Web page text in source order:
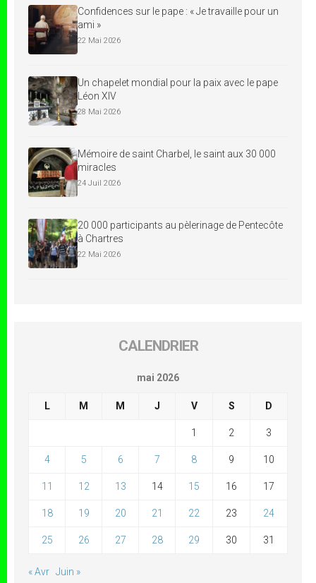
Confidences sur le pape : « Je travaille pour un
ami »
22 Mai 2026
Un chapelet mondial pour la paix avec le pape
Léon XIV
28 Mai 2026
Mémoire de saint Charbel, le saint aux 30 000
miracles
24 Juil 2026
20 000 participants au pèlerinage de Pentecôte
à Chartres
22 Mai 2026
CALENDRIER
mai 2026
L M M J V S D
1 2 3
4 5 6 7 8 9 10
11 12 13 14 15 16 17
18 19 20 21 22 23 24
25 26 27 28 29 30 31
« Avr Juin »